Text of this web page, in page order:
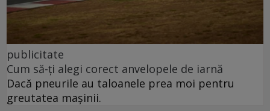
publicitate
Cum să-ți alegi corect anvelopele de iarnă
Dacă pneurile au taloanele prea moi pentru
greutatea mașinii.